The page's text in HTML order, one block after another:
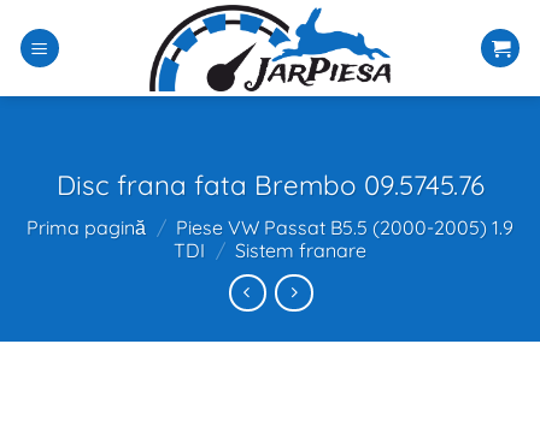
conținut
Disc frana fata Brembo 09.5745.76
Prima pagină / Piese VW Passat B5.5 (2000-2005) 1.9
TDI / Sistem franare